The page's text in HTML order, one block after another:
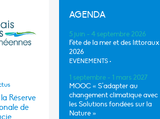
Réserve
de
AGENDA
5 juin - 4 septembre 2026
Fête de la mer et des littoraux
2026
EVÈNEMENTS •
1 septembre - 1 mars 2027
MOOC « S’adapter au
changement climatique avec
les Solutions fondées sur la
Nature »